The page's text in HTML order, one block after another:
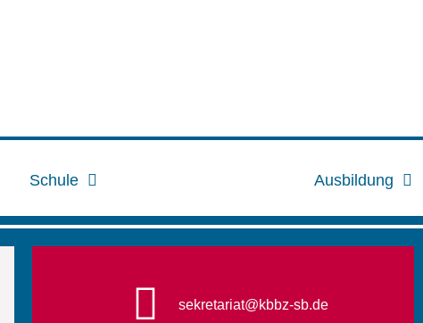
Schule Ausbildung
sekretariat@kbbz-sb.de